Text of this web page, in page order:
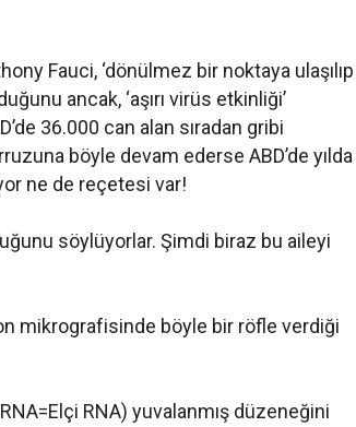
Fauci, ‘dönülmez bir noktaya ulaşılıp
ancak, ‘aşırı virüs etkinliği’
36.000 can alan sıradan gribi
böyle devam ederse ABD’de yılda
ne de reçetesi var!
söylüyorlar. Şimdi biraz bu aileyi
mikrografisinde böyle bir röfle verdiği
RNA) yuvalanmış düzeneğini